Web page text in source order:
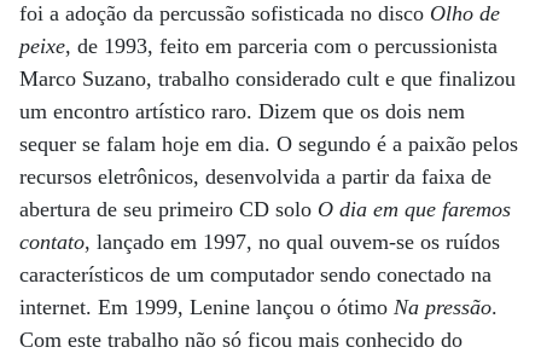
foi a adoção da percussão sofisticada no disco Olho de
peixe, de 1993, feito em parceria com o percussionista
Marco Suzano, trabalho considerado cult e que finalizou
um encontro artístico raro. Dizem que os dois nem
sequer se falam hoje em dia. O segundo é a paixão pelos
recursos eletrônicos, desenvolvida a partir da faixa de
abertura de seu primeiro CD solo O dia em que faremos
contato, lançado em 1997, no qual ouvem-se os ruídos
característicos de um computador sendo conectado na
internet. Em 1999, Lenine lançou o ótimo Na pressão.
Com este trabalho não só ficou mais conhecido do